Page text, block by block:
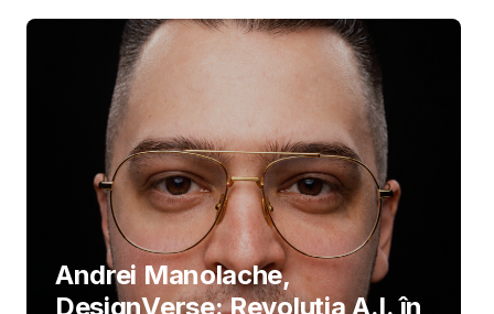
Andrei Manolache,
DesignVerse: Revoluția A.I. în